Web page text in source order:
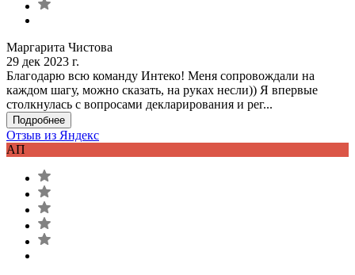
Маргарита Чистова
29 дек 2023 г.
Благодарю всю команду Интеко! Меня сопровождали на
каждом шагу, можно сказать, на руках несли)) Я впервые
столкнулась с вопросами декларирования и рег...
Подробнее
Отзыв из Яндекс
АП